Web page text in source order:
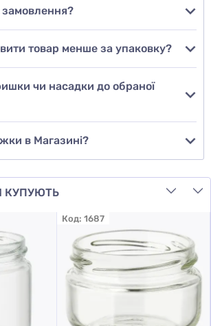
відгук
замовлення?
товар менше за упаковку?
чи насадки до обраної
в Магазині?
КУПУЮТЬ
Код: 1687